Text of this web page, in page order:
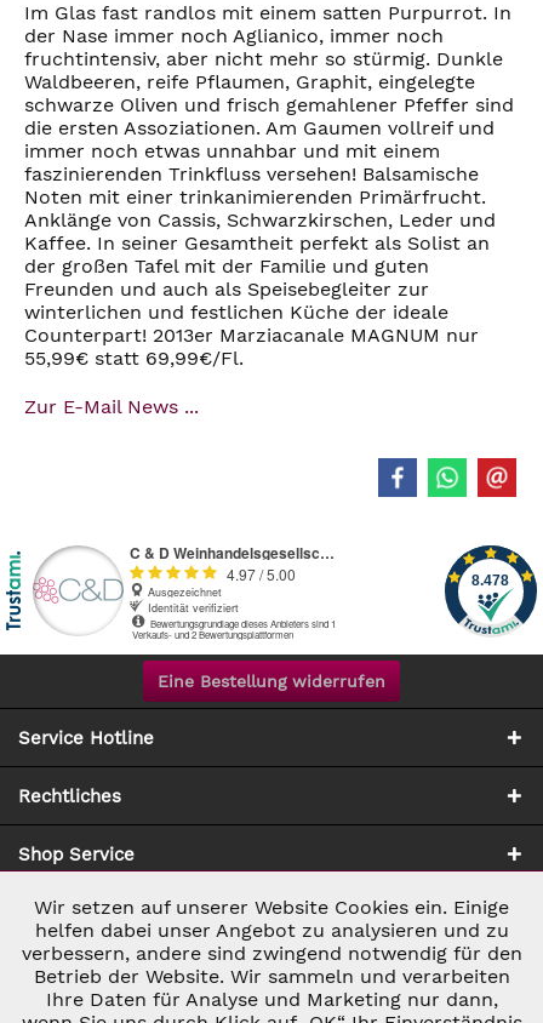
Im Glas fast randlos mit einem satten Purpurrot. In
der Nase immer noch Aglianico, immer noch
fruchtintensiv, aber nicht mehr so stürmig. Dunkle
Waldbeeren, reife Pflaumen, Graphit, eingelegte
schwarze Oliven und frisch gemahlener Pfeffer sind
die ersten Assoziationen. Am Gaumen vollreif und
immer noch etwas unnahbar und mit einem
faszinierenden Trinkfluss versehen! Balsamische
Noten mit einer trinkanimierenden Primärfrucht.
Anklänge von Cassis, Schwarzkirschen, Leder und
Kaffee. In seiner Gesamtheit perfekt als Solist an
der großen Tafel mit der Familie und guten
Freunden und auch als Speisebegleiter zur
winterlichen und festlichen Küche der ideale
Counterpart! 2013er Marziacanale MAGNUM nur
55,99€ statt 69,99€/Fl.
Zur E-Mail News ...
Eine Bestellung widerrufen
Service Hotline
Rechtliches
Shop Service
Zahlung & Versand
Notwendig Aktiv
Marketing Inaktiv
Wir setzen auf unserer Website Cookies ein. Einige
helfen dabei unser Angebot zu analysieren und zu
verbessern, andere sind zwingend notwendig für den
Betrieb der Website. Wir sammeln und verarbeiten
Ihre Daten für Analyse und Marketing nur dann,